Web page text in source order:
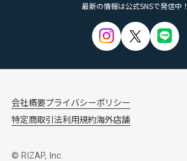
最新の情報は公式SNSで発信中！
会社概要プライバシーポリシー
特定商取引法利用規約海外店舗
© RIZAP, Inc.